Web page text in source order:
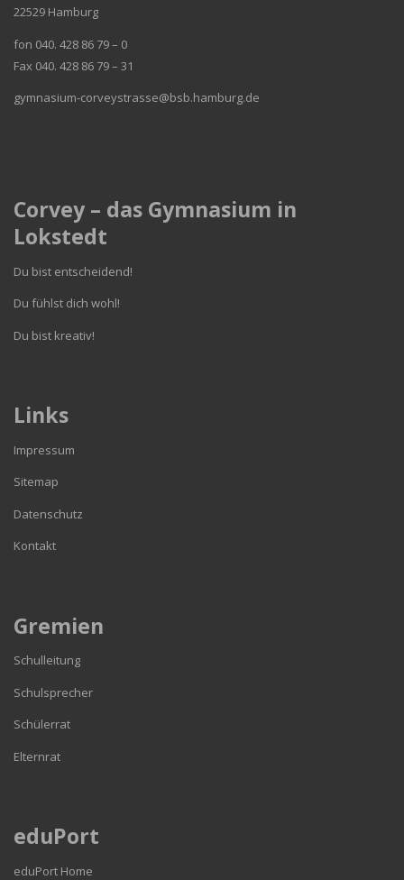
22529 Hamburg
fon 040. 428 86 79 – 0
Fax 040. 428 86 79 – 31
gymnasium-corveystrasse@bsb.hamburg.de
Corvey – das Gymnasium in
Lokstedt
Du bist entscheidend!
Du fühlst dich wohl!
Du bist kreativ!
Links
Impressum
Sitemap
Datenschutz
Kontakt
Gremien
Schulleitung
Schulsprecher
Schülerrat
Elternrat
eduPort
eduPort Home